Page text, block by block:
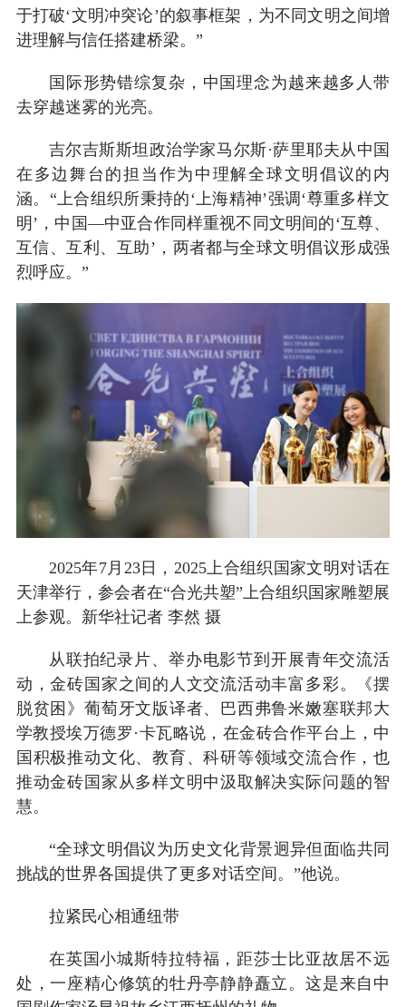
于打破‘文明冲突论’的叙事框架，为不同文明之间增
进理解与信任搭建桥梁。”
国际形势错综复杂，中国理念为越来越多人带
去穿越迷雾的光亮。
吉尔吉斯斯坦政治学家马尔斯·萨里耶夫从中国
在多边舞台的担当作为中理解全球文明倡议的内
涵。“上合组织所秉持的‘上海精神’强调‘尊重多样文
明’，中国—中亚合作同样重视不同文明间的‘互尊、
互信、互利、互助’，两者都与全球文明倡议形成强
烈呼应。”
2025年7月23日，2025上合组织国家文明对话在
天津举行，参会者在“合光共塑”上合组织国家雕塑展
上参观。新华社记者 李然 摄
从联拍纪录片、举办电影节到开展青年交流活
动，金砖国家之间的人文交流活动丰富多彩。《摆
脱贫困》葡萄牙文版译者、巴西弗鲁米嫩塞联邦大
学教授埃万德罗·卡瓦略说，在金砖合作平台上，中
国积极推动文化、教育、科研等领域交流合作，也
推动金砖国家从多样文明中汲取解决实际问题的智
慧。
“全球文明倡议为历史文化背景迥异但面临共同
挑战的世界各国提供了更多对话空间。”他说。
拉紧民心相通纽带
在英国小城斯特拉特福，距莎士比亚故居不远
处，一座精心修筑的牡丹亭静静矗立。这是来自中